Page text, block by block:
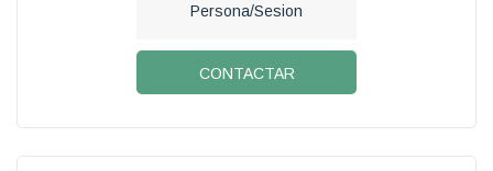
Persona/Sesion
CONTACTAR